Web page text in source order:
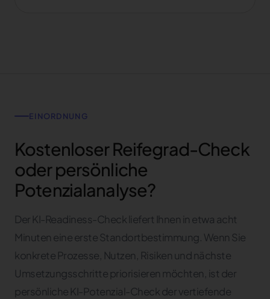
EINORDNUNG
Kostenloser Reifegrad-Check
oder persönliche
Potenzialanalyse?
Der KI-Readiness-Check liefert Ihnen in etwa acht
Minuten eine erste Standortbestimmung. Wenn Sie
konkrete Prozesse, Nutzen, Risiken und nächste
Umsetzungsschritte priorisieren möchten, ist der
persönliche KI-Potenzial-Check der vertiefende